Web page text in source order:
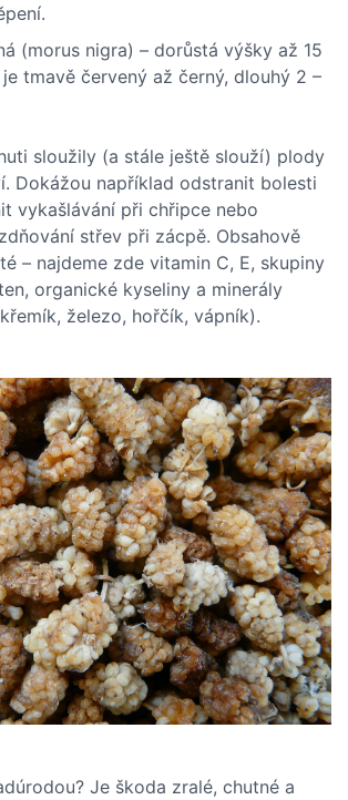
(morus nigra) – dorůstá výšky až 15
tmavě červený až černý, dlouhý 2 –
sloužily (a stále ještě slouží) plody
Dokážou například odstranit bolesti
vykašlávání při chřipce nebo
střev při zácpě. Obsahově
– najdeme zde vitamin C, E, skupiny
organické kyseliny a minerály
železo, hořčík, vápník).
Je škoda zralé, chutné a